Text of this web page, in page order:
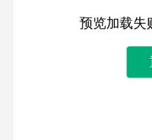
预览加载失